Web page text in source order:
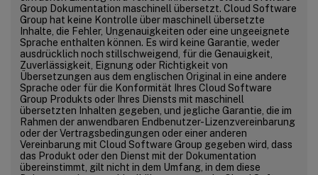
Group Dokumentation maschinell übersetzt. Cloud Software
Group hat keine Kontrolle über maschinell übersetzte
Inhalte, die Fehler, Ungenauigkeiten oder eine ungeeignete
Sprache enthalten können. Es wird keine Garantie, weder
ausdrücklich noch stillschweigend, für die Genauigkeit,
Zuverlässigkeit, Eignung oder Richtigkeit von
Übersetzungen aus dem englischen Original in eine andere
Sprache oder für die Konformität Ihres Cloud Software
Group Produkts oder Ihres Diensts mit maschinell
übersetzten Inhalten gegeben, und jegliche Garantie, die im
Rahmen der anwendbaren Endbenutzer-Lizenzvereinbarung
oder der Vertragsbedingungen oder einer anderen
Vereinbarung mit Cloud Software Group gegeben wird, dass
das Produkt oder den Dienst mit der Dokumentation
übereinstimmt, gilt nicht in dem Umfang, in dem diese